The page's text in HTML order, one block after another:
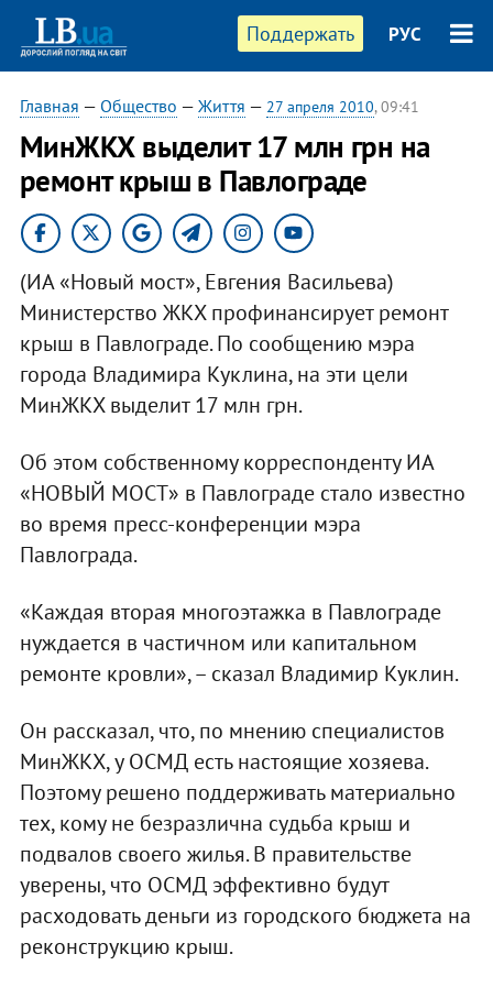
Поддержать РУС
Главная — Общество — Життя — 27 апреля 2010, 09:41
МинЖКХ выделит 17 млн грн на
ремонт крыш в Павлограде
(ИА «Новый мост», Евгения Васильева)
Министерство ЖКХ профинансирует ремонт
крыш в Павлограде. По сообщению мэра
города Владимира Куклина, на эти цели
МинЖКХ выделит 17 млн грн.
Об этом собственному корреспонденту ИА
«НОВЫЙ МОСТ» в Павлограде стало известно
во время пресс-конференции мэра
Павлограда.
«Каждая вторая многоэтажка в Павлограде
нуждается в частичном или капитальном
ремонте кровли», – сказал Владимир Куклин.
Он рассказал, что, по мнению специалистов
МинЖКХ, у ОСМД есть настоящие хозяева.
Поэтому решено поддерживать материально
тех, кому не безразлична судьба крыш и
подвалов своего жилья. В правительстве
уверены, что ОСМД эффективно будут
расходовать деньги из городского бюджета на
реконструкцию крыш.